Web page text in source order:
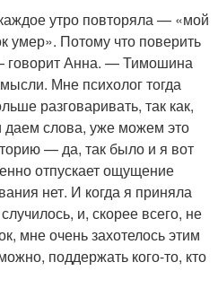
утро повторяла — «мой
умер». Потому что поверить
говорит Анна. — Тимошина
Мне психолог тогда
разговаривать, так как,
слова, уже можем это
— да, так было и я вот
отпускает ощущение
нет. И когда я приняла
и, скорее всего, не
мне очень захотелось этим
поддержать кого-то, кто